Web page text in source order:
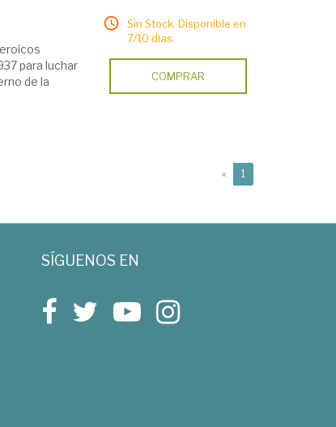
para luchar
de la
Sin Stock. Disponible en
7/10 días.
COMPRAR
« 1
SÍGUENOS EN